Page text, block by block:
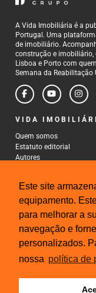
Este site
equipamento.
para melhorar a
navegação e
personalizados.
nossa política de
A Vida Imobiliária é a
Portugal. Uma
de imobiliário.
construção e imobiliário,
Lisboa e Porto com
Semana da Reabilitação
VIDA
Quem somos
Estatuto editorial
Autores
CONTACTOS
Rua Gonçalo Cristovão,
4000-269 Porto
Tel: 222 085 009
Fax: 222 085 010
Email: